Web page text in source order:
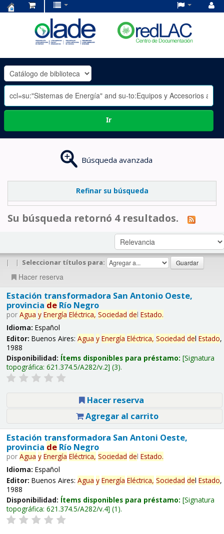
OLADE
-
Ir
Búsqueda avanzada
Refinar su búsqueda
Su búsqueda retornó 4 resultados.
| | Seleccionar títulos para:
Hacer reserva
Estación transformadora San Antonio Oeste,
provincia deRío Negro
por Agua y Energía Eléctrica, Sociedad del Estado.
Idioma: Español
Editor: Buenos Aires: Agua y Energía Eléctrica, Sociedad del Estado,
1988
Disponibilidad: Ítems disponibles para préstamo: Signatura
topográfica: 621.374.5/A282/v.2 (3).
Hacer reserva
Agregar al carrito
Estación transformadora San Antoni Oeste,
provincia deRío Negro
por Agua y Energía Eléctrica, Sociedad del Estado.
Idioma: Español
Editor: Buenos Aires: Agua y Energía Eléctrica, Sociedad del Estado,
1988
Disponibilidad: Ítems disponibles para préstamo: Signatura
topográfica: 621.374.5/A282/v.4 (1).